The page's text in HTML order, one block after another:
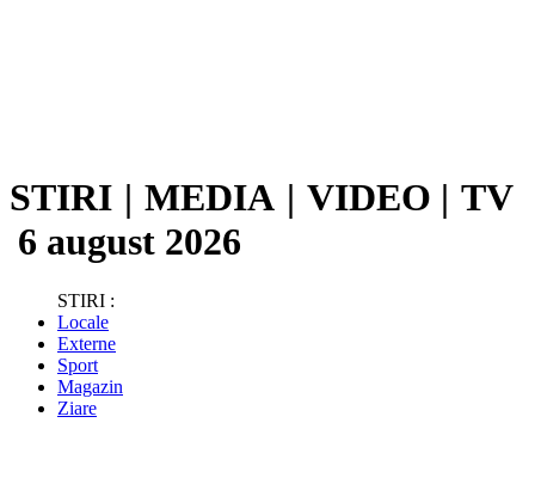
STIRI | MEDIA | VIDEO | TV
6 august 2026
STIRI :
Locale
Externe
Sport
Magazin
Ziare